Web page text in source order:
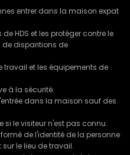
entrer dans la maison expat
HDS et les protéger contre le
de disparitions de
travail et les équipements de
à la sécurité.
dans la maison sauf des
si le visiteur n'est pas connu.
de l'identité de la personne
le lieu de travail.